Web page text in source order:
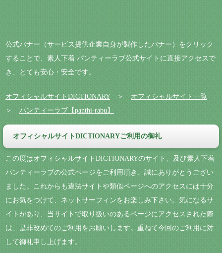
公式バナー（サービス提供企業自身が製作したバナー）をクリック
することで、素人下着 パンティーラブ公式サイトに直接アクセスで
き、とても安心・安全です。
オフィシャルサイトDICTIONARY＞ オフィシャルサイト一覧
＞ パンティーラブ【panthi-rabu】
オフィシャルサイトDICTIONARYご利用の御礼
この度はオフィシャルサイトDICTIONARYのサイト、及び素人下着
パンティーラブの公式ページをご利用頂き、誠にありがとうござい
ました。これからも違法サイトや類似ページへのアクセスには十分
にお気をつけて、ネットサーフィンをお楽しみ下さい。気になるサ
イトがあり、当サイトで取り扱いのあるページにアクセスされた際
は、是非改めてのご利用をお願いします。重ねて今回のご利用に対
して御礼申し上げます。